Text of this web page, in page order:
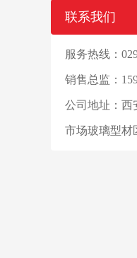
联系我们
服务热线：
销售总监：
公司地址：西
市场玻璃型材